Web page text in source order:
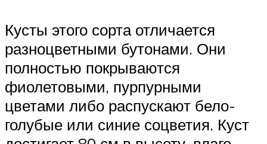
Кусты этого сорта отличается
разноцветными бутонами. Они
полностью покрываются
фиолетовыми, пурпурными
цветами либо распускают бело-
голубые или синие соцветия. Куст